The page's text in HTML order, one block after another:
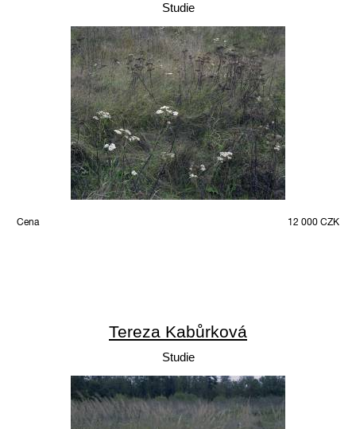
Studie
Cena 12 000 CZK
Tereza Kabůrková
Studie